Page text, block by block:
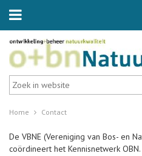
Home Contact
De VBNE (Vereniging van Bos- en
coördineert het Kennisnetwerk OBN.